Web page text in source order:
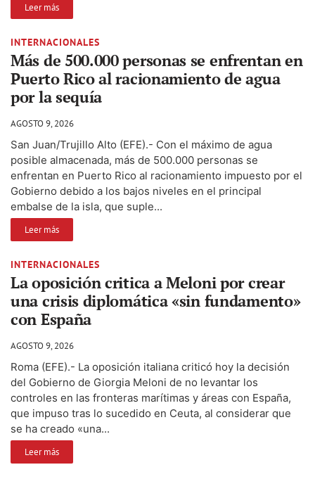
Leer más
INTERNACIONALES
Más de 500.000 personas se enfrentan en
Puerto Rico al racionamiento de agua
por la sequía
AGOSTO 9, 2026
San Juan/Trujillo Alto (EFE).- Con el máximo de agua
posible almacenada, más de 500.000 personas se
enfrentan en Puerto Rico al racionamiento impuesto por el
Gobierno debido a los bajos niveles en el principal
embalse de la isla, que suple...
Leer más
INTERNACIONALES
La oposición critica a Meloni por crear
una crisis diplomática «sin fundamento»
con España
AGOSTO 9, 2026
Roma (EFE).- La oposición italiana criticó hoy la decisión
del Gobierno de Giorgia Meloni de no levantar los
controles en las fronteras marítimas y áreas con España,
que impuso tras lo sucedido en Ceuta, al considerar que
se ha creado «una...
Leer más